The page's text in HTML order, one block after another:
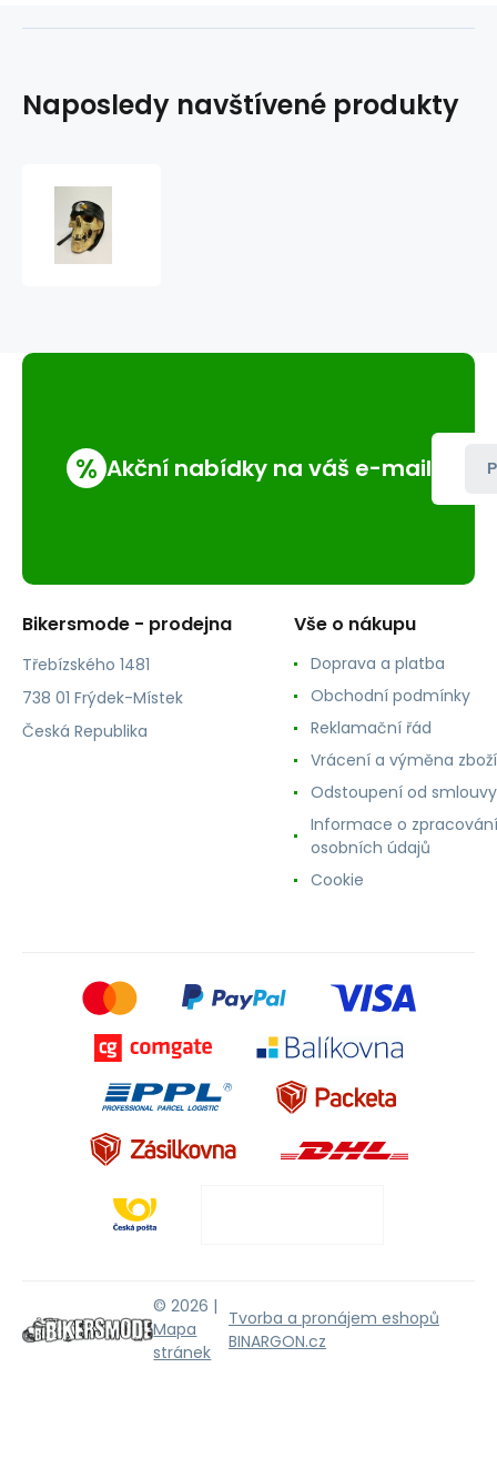
Naposledy navštívené produkty
% Akční nabídky na váš e-mail
Bikersmode - prodejna
Třebízského 1481
738 01 Frýdek-Místek
Česká Republika
Vše o nákupu
Doprava a platba
Obchodní podmínky
Reklamační řád
Vrácení a výměna zboží
Odstoupení od smlouvy
Informace o zpracování
osobních údajů
Cookie
© 2026 |
Mapa
stránek
Tvorba a pronájem eshopů
BINARGON.cz